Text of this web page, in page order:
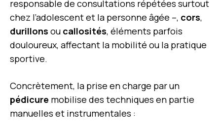
responsable de consultations répétées surtout
chez l’adolescent et la personne âgée –, cors,
durillons ou callosités, éléments parfois
douloureux, affectant la mobilité ou la pratique
sportive.
Concrètement, la prise en charge par un
pédicure mobilise des techniques en partie
manuelles et instrumentales :